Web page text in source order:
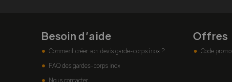
Besoin d'aide
Comment créer son devis garde-corps inox ?
FAQ des gardes-corps inox
Nous contacter
Offres
Code promo